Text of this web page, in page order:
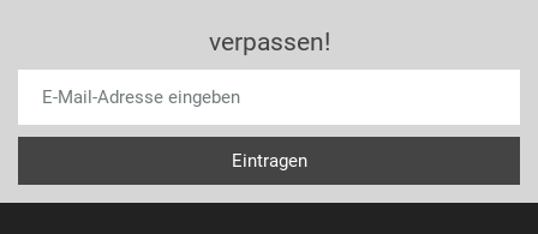
verpassen!